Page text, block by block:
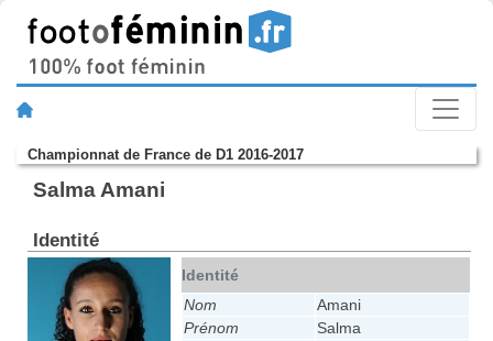
Championnat de France de D1 2016-2017
Salma Amani
Identité
Identité
Nom
Amani
Prénom
Salma